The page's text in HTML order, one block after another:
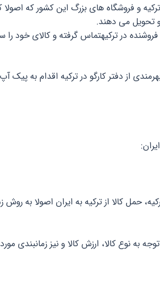
و فروشگاه های بزرگ این کشور که
تحویل می دهند.
فروشنده در ترکیهتماس گرفته و کالای
بهرمندی از دفتر کارگو در ترکیه اقدام به
حمل کالا از ترکیه به ایران اصولا
به نوع کالا، ارزش کالا و نیز